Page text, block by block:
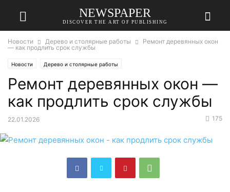
NEWSPAPER
DISCOVER THE ART OF PUBLISHING
Новости Дерево и столярные работы
Ремонт деревянных окон
— как продлить срок службы
Новости Дерево и столярные работы
Ремонт деревянных окон —
как продлить срок службы
22.01.2026 175